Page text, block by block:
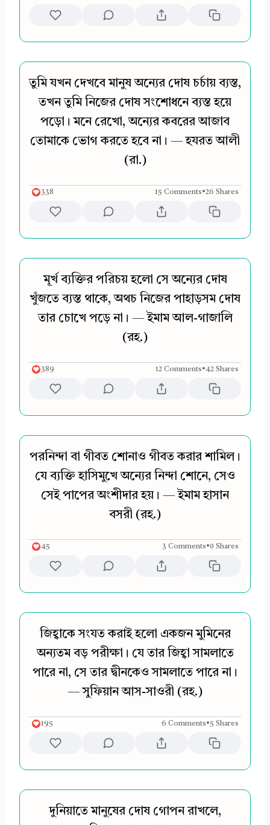
তুমি যখন দেখবে মানুষ অন্যের দোষ চর্চায় ব্যস্ত,
তখন তুমি নিজের দোষ সংশোধনে ব্যস্ত হয়ে
পড়ো। মনে রেখো, অন্যের কবরের আজাব
তোমাকে ভোগ করতে হবে না। — হযরত আলী
(রা.)
338 15 Comments•26 Shares
মূর্খ ব্যক্তির পরিচয় হলো সে অন্যের দোষ
খুঁজতে ব্যস্ত থাকে, অথচ নিজের পাহাড়সম দোষ
তার চোখে পড়ে না। — ইমাম আল-গাজালি
(রহ.)
389 12 Comments•42 Shares
পরনিন্দা বা গীবত শোনাও গীবত করার শামিল।
যে ব্যক্তি হাসিমুখে অন্যের নিন্দা শোনে, সেও
সেই পাপের অংশীদার হয়। — ইমাম হাসান
বসরী (রহ.)
45 3 Comments•0 Shares
জিহ্বাকে সংযত করাই হলো একজন মুমিনের
অন্যতম বড় পরীক্ষা। যে তার জিহ্বা সামলাতে
পারে না, সে তার দ্বীনকেও সামলাতে পারে না।
— সুফিয়ান আস-সাওরী (রহ.)
195 6 Comments•5 Shares
দুনিয়াতে মানুষের দোষ গোপন রাখলে,